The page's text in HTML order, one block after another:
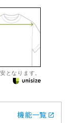
となります。
機能一覧